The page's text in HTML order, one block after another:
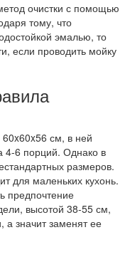
очистки с помощью
тому, что
эмалью, то
если проводить мойку
60x60x56 см, в ней
4-6 порций. Однако в
размеров.
для маленьких кухонь.
предпочтение
высотой 38-55 см,
значит заменят ее